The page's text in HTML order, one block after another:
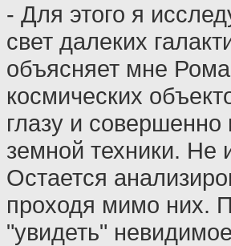
- Для этого я
свет далеких
объясняет мне
космических
глазу и
земной техники. Не
Остается
проходя мимо них.
"увидеть"